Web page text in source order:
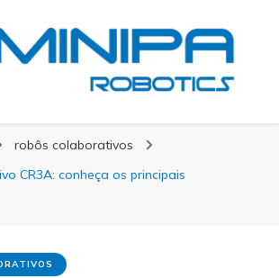
robôs colaborativos
CR3A: conheça os principais